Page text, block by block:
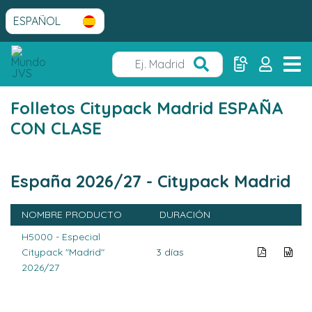
Folletos Citypack Madrid ESPAÑA
CON CLASE
España 2026/27 - Citypack Madrid
NOMBRE PRODUCTO
DURACIÓN
H5000 - Especial
Citypack "Madrid"
2026/27
3 días